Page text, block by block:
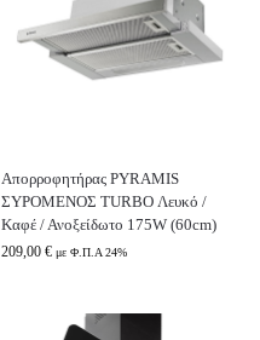
Απορροφητήρας PYRAMIS
ΣΥΡΟΜΕΝΟΣ TURBO Λευκό /
Καφέ / Ανοξείδωτο 175W (60cm)
209,00 € με Φ.Π.Α 24%